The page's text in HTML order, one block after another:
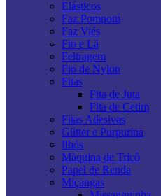
Elásticos
Faz Pompom
Faz Viés
Fio e Lã
Feltragem
Fio de Nylon
Fitas
Fita de Juta
Fita de Cetim
Fitas Adesivas
Glitter e Purpurina
Ilhós
Máquina de Tricô
Papel de Renda
Miçangas